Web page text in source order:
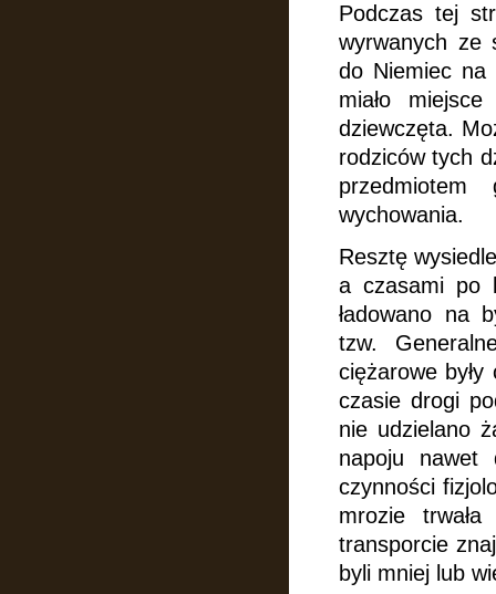
Podczas tej
wyrwanych ze
do Niemiec na
miało
dziewczęta.
rodziców tych
przedmiotem
wychowania.
Resztę
a czasami po
ładowano na
tzw.
ciężarowe były
czasie drogi
nie udzielano
napoju nawet
czynności
mrozie
transporcie
byli mniej lub